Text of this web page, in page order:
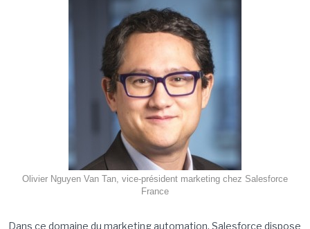
Olivier Nguyen Van Tan, vice-président marketing chez Salesforce
France
Dans ce domaine du marketing automation, Salesforce dispose